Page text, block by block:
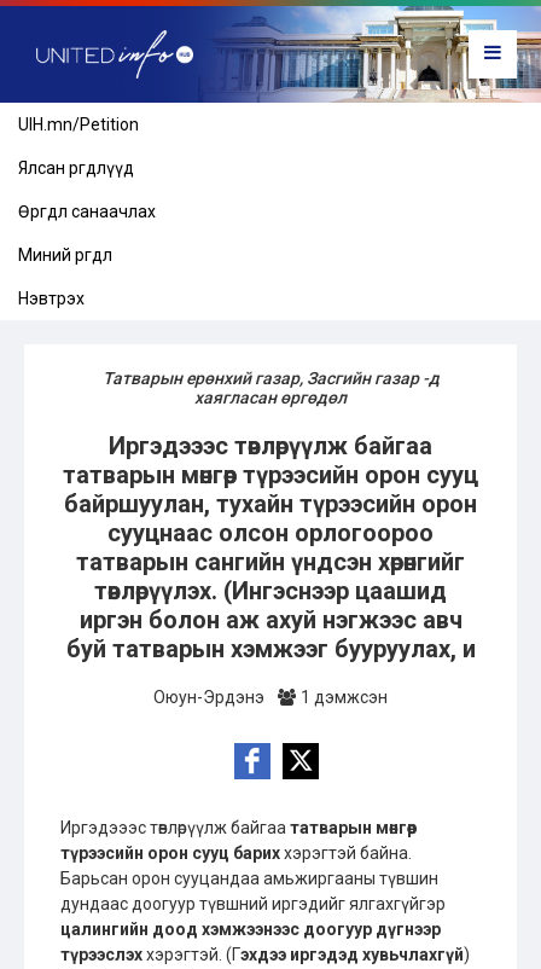
UIH.mn/Petition
Ялсан өргөдлүүд
Өргөдөл санаачлах
Миний өргөдөл
Нэвтрэх
Татварын ерөнхий газар, Засгийн газар -д
хаягласан өргөдөл
Иргэдэээс төвлөрүүлж байгаа
татварын мөнгөөр түрээсийн орон сууц
байршуулан, тухайн түрээсийн орон
сууцнаас олсон орлогоороо
татварын сангийн үндсэн хөрөнгийг
төвлөрүүлэх. (Ингэснээр цаашид
иргэн болон аж ахуй нэгжээс авч
буй татварын хэмжээг бууруулах, и
Оюун-Эрдэнэ 1 дэмжсэн
Иргэдэээс төвлөрүүлж байгаа татварын мөнгөөр
түрээсийн орон сууц бариххэрэгтэй байна.
Барьсан орон сууцандаа амьжиргааны түвшин
дундаас доогуур түвшний иргэдийг ялгахгүйгэр
цалингийн доод хэмжээнээс доогуур дүгнээр
түрээслэххэрэгтэй. (Гэхдээ иргэдэд хувьчлахгүй)